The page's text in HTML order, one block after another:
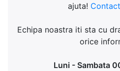
ajuta!
Echipa noastra iti sta cu
orice
Luni - Sambata